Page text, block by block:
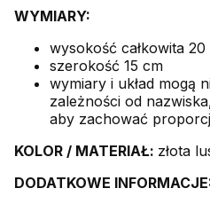
WYMIARY:
wysokość całkowita 20
szerokość 15 cm
wymiary i układ mogą
zależności od
aby zachować
KOLOR / MATERIAŁ: złota
DODATKOWE